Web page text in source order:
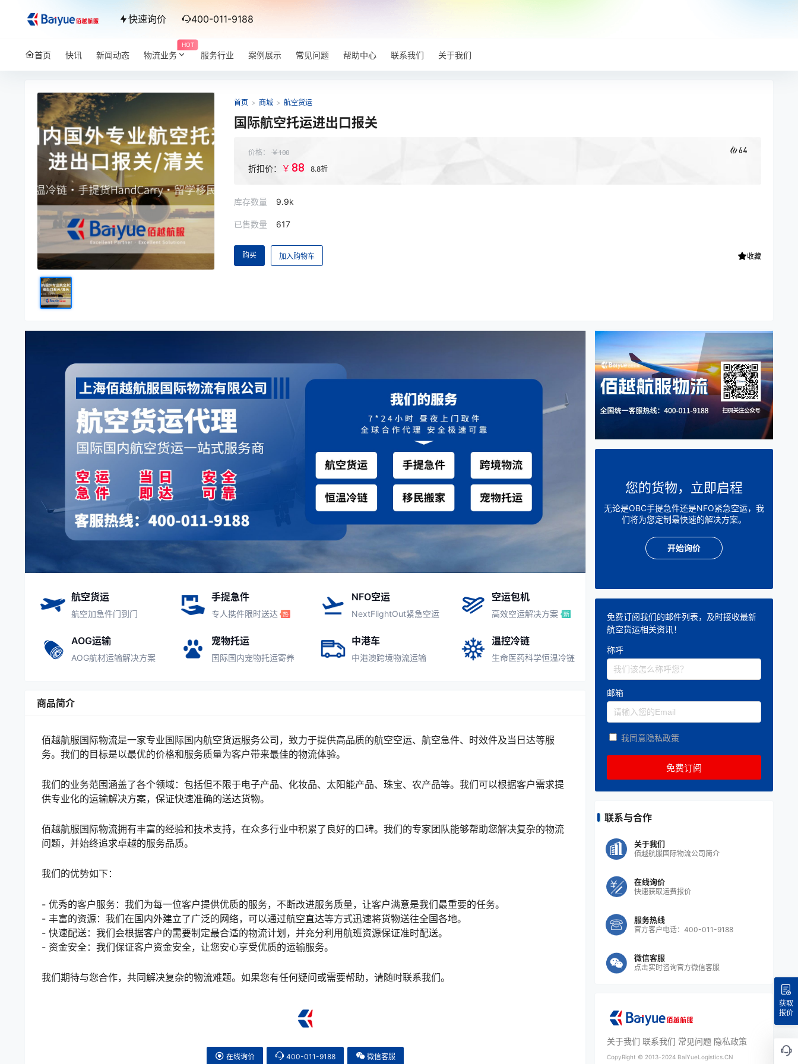
快速询价 400-011-9188
首页 快讯 新闻动态
HOT
物流业务 服务行业 案例展示 常见问题 帮助中心 联系我们 关于我们
首页 > 商城 > 航空货运
国际航空托运进出口报关
价格： ￥100
折扣价： ￥ 88 8.8折
64
库存数量 9.9k
已售数量 617
购买 加入购物车 收藏
航空货运
航空加急件门到门
手提急件
专人携件限时送达
NFO空运
NextFlightOut紧急空运
空运包机
高效空运解决方案
AOG运输
AOG航材运输解决方案
宠物托运
国际国内宠物托运寄养
中港车
中港澳跨境物流运输
温控冷链
生命医药科学恒温冷链
商品简介
佰越航服国际物流是一家专业国际国内航空货运服务公司，致力于提供高品质的航空空运、航空急件、时效件及当日达等服
务。我们的目标是以最优的价格和服务质量为客户带来最佳的物流体验。
我们的业务范围涵盖了各个领域：包括但不限于电子产品、化妆品、太阳能产品、珠宝、农产品等。我们可以根据客户需求提
供专业化的运输解决方案，保证快速准确的送达货物。
佰越航服国际物流拥有丰富的经验和技术支持，在众多行业中积累了良好的口碑。我们的专家团队能够帮助您解决复杂的物流
问题，并始终追求卓越的服务品质。
我们的优势如下：
- 优秀的客户服务：我们为每一位客户提供优质的服务，不断改进服务质量，让客户满意是我们最重要的任务。
- 丰富的资源：我们在国内外建立了广泛的网络，可以通过航空直达等方式迅速将货物送往全国各地。
- 快速配送：我们会根据客户的需要制定最合适的物流计划，并充分利用航班资源保证准时配送。
- 资金安全：我们保证客户资金安全，让您安心享受优质的运输服务。
我们期待与您合作，共同解决复杂的物流难题。如果您有任何疑问或需要帮助，请随时联系我们。
在线询价 400-011-9188 微信客服
您的货物，立即启程
无论是OBC手提急件还是NFO紧急空运，我
们将为您定制最快速的解决方案。
开始询价
免费订阅我们的邮件列表，及时接收最新
航空货运相关资讯！
称呼
邮箱
我同意隐私政策
联系与合作
关于我们
佰越航服国际物流公司简介
在线询价
快速获取运费报价
服务热线
官方客户电话：400-011-9188
微信客服
点击实时咨询官方微信客服
关于我们 联系我们 常见问题 隐私政策
CopyRight © 2013-2024 BaiYueLogistics.CN
获取
报价